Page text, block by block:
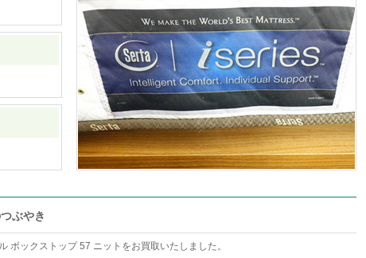
ぶやき
ボックストップ 57 ニットをお買取いたしました。